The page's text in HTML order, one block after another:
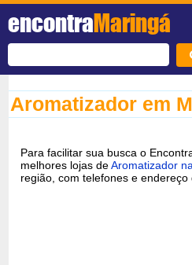
encontraMaringá
Aromatizador em
Para facilitar sua busca o
melhores lojas deAromatizador
região, com telefones e endereço